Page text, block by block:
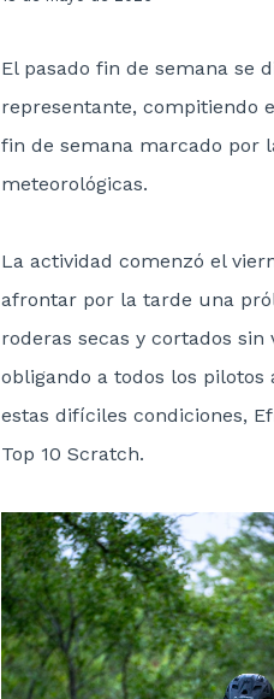
El pasado fin de semana se
representante, compitiendo
fin de semana marcado por
meteorológicas.
La actividad comenzó el
afrontar por la tarde una
roderas secas y cortados
obligando a todos los
estas difíciles condiciones,
Top 10 Scratch.